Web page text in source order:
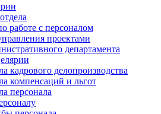
работе с персоналом
проектами
департамента
кадрового делопроизводства
компенсаций и льгот
персонала